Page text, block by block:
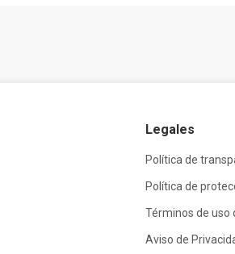
Legales
Política de
Política de
Términos de uso
Aviso de